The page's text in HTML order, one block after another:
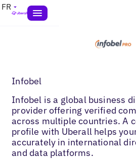
FR
Infobel
Infobel is a global business
provider offering verified
across multiple countries. A
profile with Uberall helps
accurately in international
and data platforms.